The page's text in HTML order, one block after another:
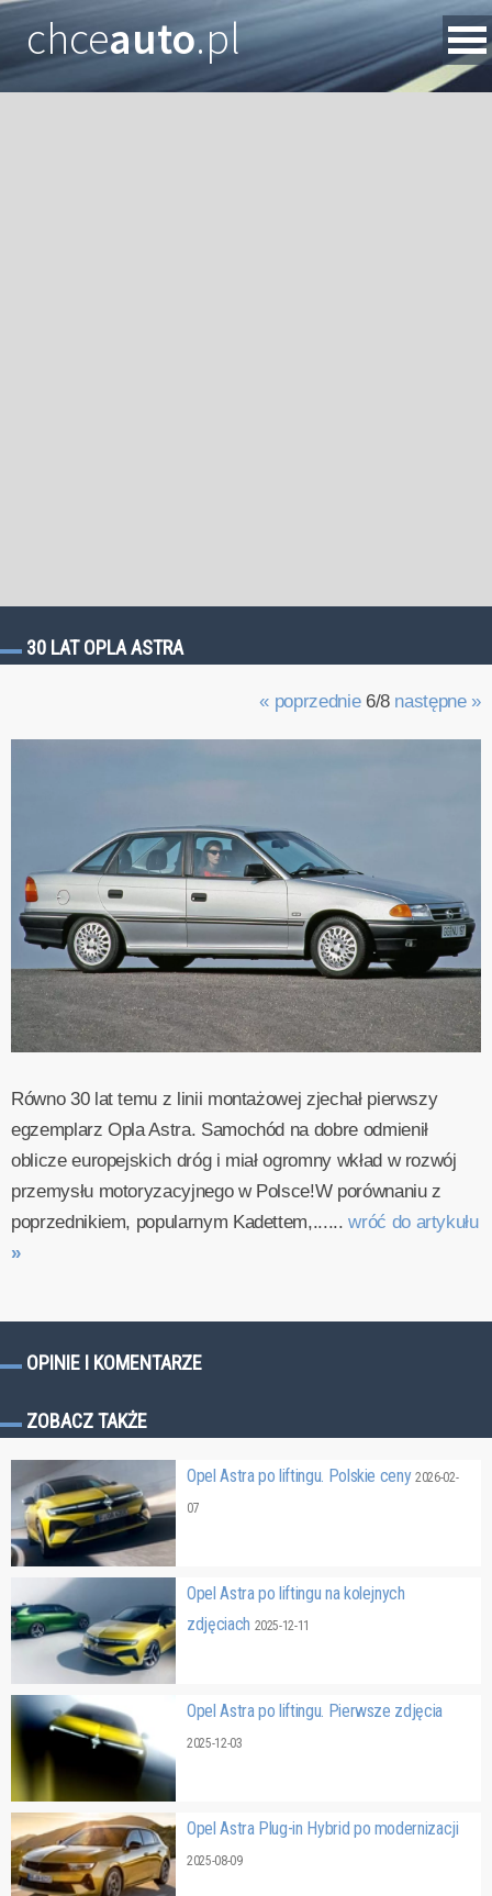
chceauto.pl
30 LAT OPLA ASTRA
« poprzednie6/8 następne »
Równo 30 lat temu z linii montażowej zjechał pierwszy
egzemplarz Opla Astra. Samochód na dobre odmienił
oblicze europejskich dróg i miał ogromny wkład w rozwój
przemysłu motoryzacyjnego w Polsce!W porównaniu z
poprzednikiem, popularnym Kadettem,......wróć do artykułu
»
OPINIE I KOMENTARZE
ZOBACZ TAKŻE
Opel Astra po liftingu. Polskie ceny2026-02-
07
Opel Astra po liftingu na kolejnych
zdjęciach 2025-12-11
Opel Astra po liftingu. Pierwsze zdjęcia
2025-12-03
Opel Astra Plug-in Hybrid po modernizacji
2025-08-09